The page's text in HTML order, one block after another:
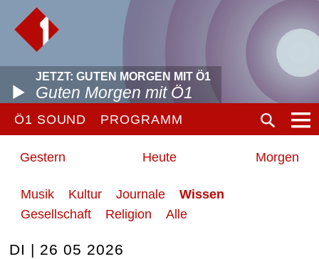
JETZT: GUTEN MORGEN MIT Ö1
Guten Morgen mit Ö1
Ö1 SOUND PROGRAMM
Gestern Heute Morgen
Musik Kultur Journale
Wissen
Gesellschaft
Religion Alle
DI | 26 05 2026